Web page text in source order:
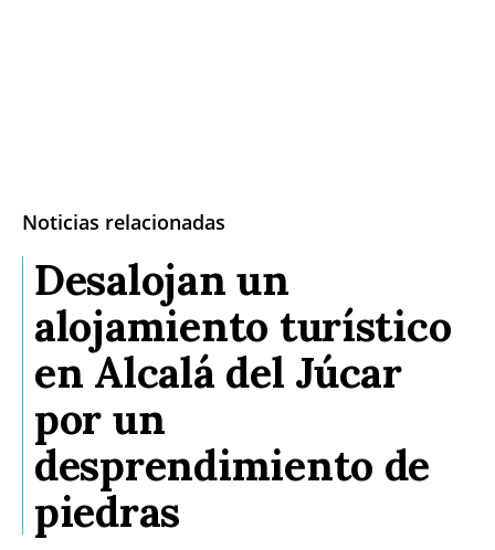
Noticias relacionadas
Desalojan un
alojamiento turístico
en Alcalá del Júcar
por un
desprendimiento de
piedras